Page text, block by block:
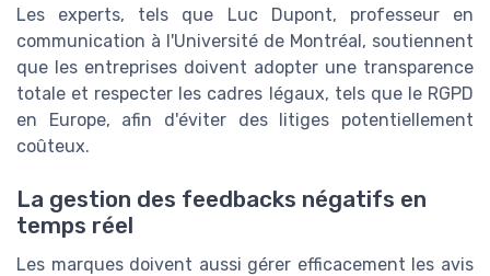
Les experts, tels que Luc Dupont, professeur en
communication à l'Université de Montréal, soutiennent
que les entreprises doivent adopter une transparence
totale et respecter les cadres légaux, tels que le RGPD
en Europe, afin d'éviter des litiges potentiellement
coûteux.
La gestion des feedbacks négatifs en
temps réel
Les marques doivent aussi gérer efficacement les avis